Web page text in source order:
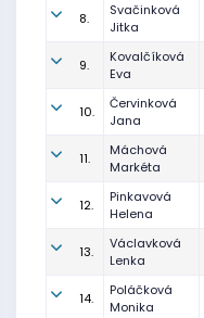
8.
Svačinková
Jitka
9.
Kovalčíková
Eva
10.
Červinková
Jana
11.
Máchová
Markéta
12.
Pinkavová
Helena
13.
Václavková
Lenka
14.
Poláčková
Monika